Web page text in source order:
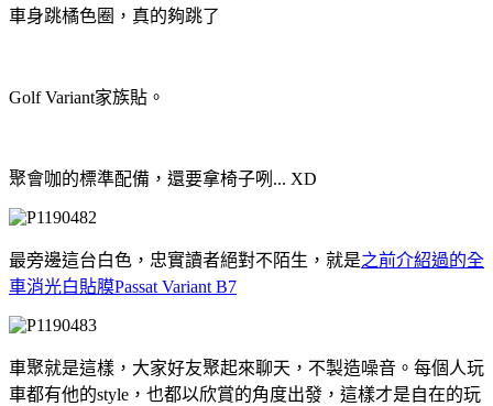
車身跳橘色圈，真的夠跳了
Golf Variant家族貼。
聚會咖的標準配備，還要拿椅子咧... XD
最旁邊這台白色，忠實讀者絕對不陌生，就是之前介紹過的全
車消光白貼膜Passat Variant B7
車聚就是這樣，大家好友聚起來聊天，不製造噪音。每個人玩
車都有他的style，也都以欣賞的角度出發，這樣才是自在的玩